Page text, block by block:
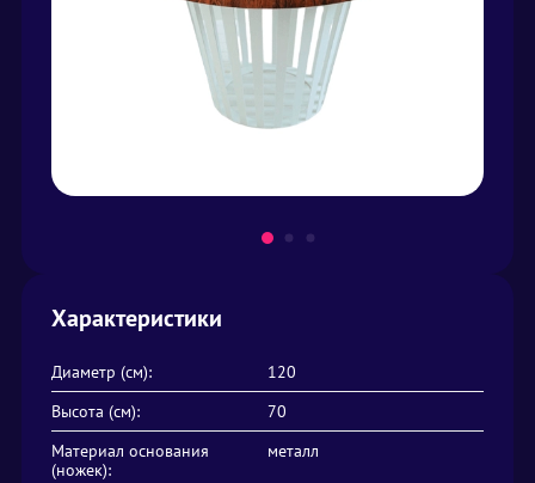
Характеристики
Диаметр (см):
120
Высота (см):
70
Материал основания
(ножек):
металл